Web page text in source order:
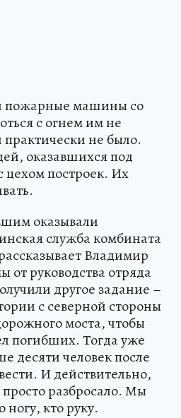
пожарные машины со
с огнем им не
не было.
оказавшихся под
цехом построек. Их
оказывали
служба комбината
Владимир
от руководства отряда
другое задание –
с северной стороны
моста, чтобы
погибших. Тогда уже
десяти человек после
И действительно,
разбросало. Мы
кто руку.